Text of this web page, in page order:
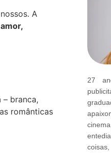
A
branca,
românticas
27